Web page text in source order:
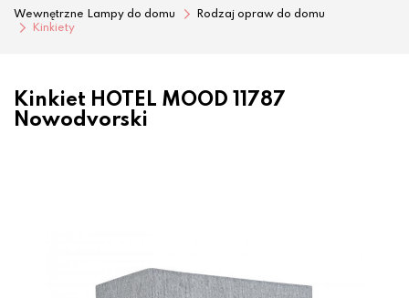
Wewnętrzne Lampy do domu
Rodzaj opraw do domu
Kinkiety
Kinkiet HOTEL MOOD 11787
Nowodvorski